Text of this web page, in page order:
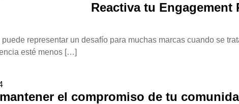
Reactiva tu Engagement
representar un desafío para muchas marcas cuando se
esté menos […]
el compromiso de tu